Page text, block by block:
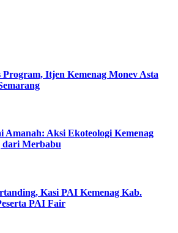
Itjen Kemenag Monev Asta
Amanah: Aksi Ekoteologi Kemenag
dari Merbabu
Kasi PAI Kemenag Kab.
PAI Fair